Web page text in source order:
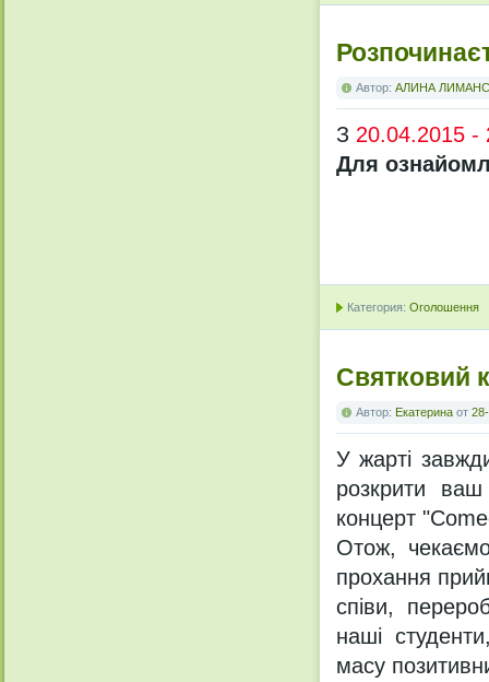
Автор: АЛИНА
З 20.04.2015 -
Для
Категория: Оголошення
Святковий
Автор: Екатерина от
У жарті
розкрити
концерт
Отож,
прохання
співи,
наші
масу